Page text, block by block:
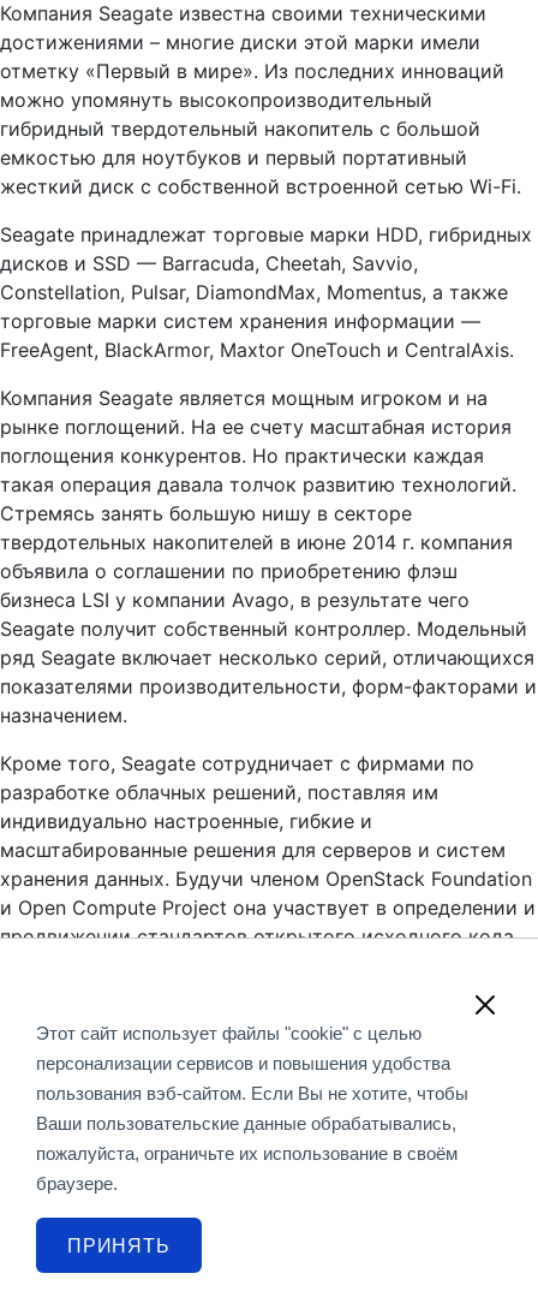
Компания Seagate известна своими техническими
достижениями – многие диски этой марки имели
отметку «Первый в мире». Из последних инноваций
можно упомянуть высокопроизводительный
гибридный твердотельный накопитель с большой
емкостью для ноутбуков и первый портативный
жесткий диск с собственной встроенной сетью Wi-Fi.
Seagate принадлежат торговые марки HDD, гибридных
дисков и SSD — Barracuda, Cheetah, Savvio,
Constellation, Pulsar, DiamondMax, Momentus, а также
торговые марки систем хранения информации —
FreeAgent, BlackArmor, Maxtor OneTouch и CentralAxis.
Компания Seagate является мощным игроком и на
рынке поглощений. На ее счету масштабная история
поглощения конкурентов. Но практически каждая
такая операция давала толчок развитию технологий.
Стремясь занять большую нишу в секторе
твердотельных накопителей в июне 2014 г. компания
объявила о соглашении по приобретению флэш
бизнеса LSI у компании Avago, в результате чего
Seagate получит собственный контроллер. Модельный
ряд Seagate включает несколько серий, отличающихся
показателями производительности, форм-факторами и
назначением.
Кроме того, Seagate сотрудничает с фирмами по
разработке облачных решений, поставляя им
индивидуально настроенные, гибкие и
масштабированные решения для серверов и систем
хранения данных. Будучи членом OpenStack Foundation
и Open Compute Project она участвует в определении и
продвижении стандартов открытого исходного кода
Обращаем Ваше внимание, что вся информация,
размещенная на данном интернет-сайте, носит
информационный характер и не является публичной
офертой, определяемой положениями Статьи 437 (2)
ГК РФ.
дистрибьютор систем безопасности
Этот сайт использует файлы "cookie" с целью
персонализации сервисов и повышения удобства
пользования вэб-сайтом. Если Вы не хотите, чтобы
Ваши пользовательские данные обрабатывались,
пожалуйста, ограничьте их использование в своём
браузере.
ПРИНЯТЬ